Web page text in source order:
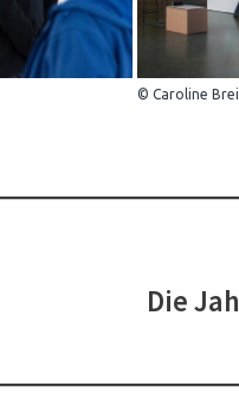
© Caroline
Die